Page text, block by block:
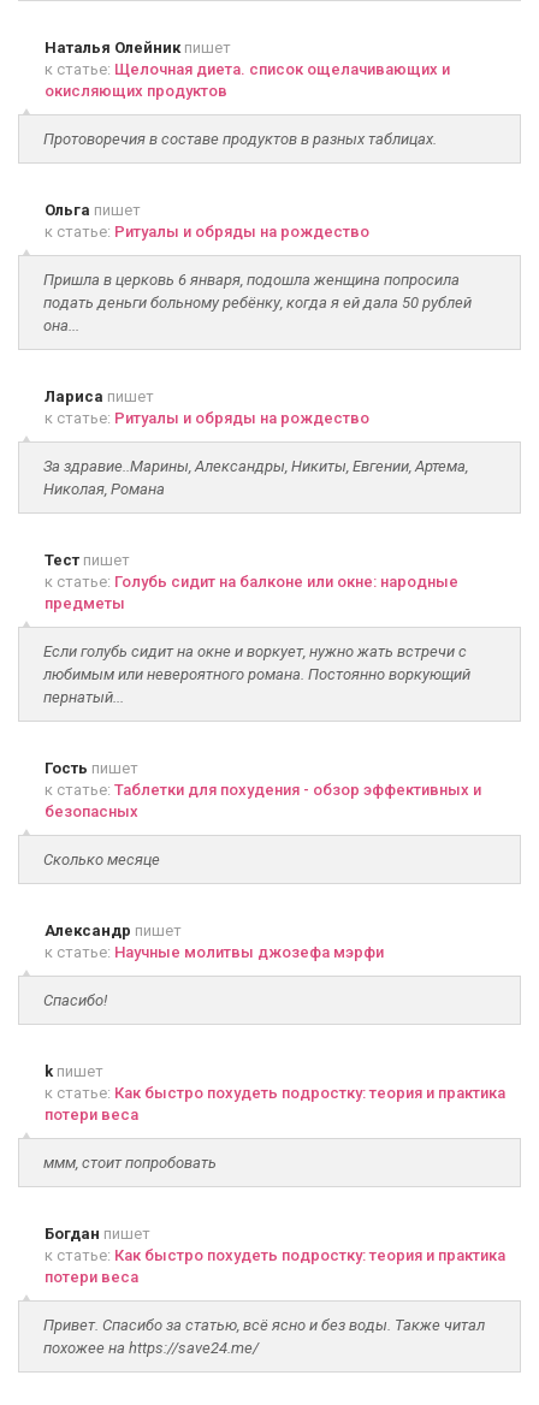
Наталья Олейникпишет
к статье: Щелочная диета. список ощелачивающих и
окисляющих продуктов
Протоворечия в составе продуктов в разных таблицах.
Ольга пишет
к статье: Ритуалы и обряды на рождество
Пришла в церковь 6 января, подошла женщина попросила
подать деньги больному ребёнку, когда я ей дала 50 рублей
она...
Лариса пишет
к статье: Ритуалы и обряды на рождество
За здравие..Марины, Александры, Никиты, Евгении, Артема,
Николая, Романа
Тест пишет
к статье: Голубь сидит на балконе или окне: народные
предметы
Если голубь сидит на окне и воркует, нужно жать встречи с
любимым или невероятного романа. Постоянно воркующий
пернатый...
Гость пишет
к статье: Таблетки для похудения - обзор эффективных и
безопасных
Сколько месяце
Александр пишет
к статье: Научные молитвы джозефа мэрфи
Спасибо!
k пишет
к статье: Как быстро похудеть подростку: теория и практика
потери веса
ммм, стоит попробовать
Богдан пишет
к статье: Как быстро похудеть подростку: теория и практика
потери веса
Привет. Спасибо за статью, всё ясно и без воды. Также читал
похожее на https://save24.me/